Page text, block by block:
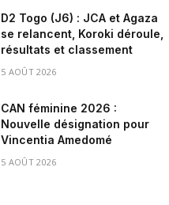
D2 Togo (J6) : JCA et Agaza
se relancent, Koroki déroule,
résultats et classement
5 AOÛT 2026
CAN féminine 2026 :
Nouvelle désignation pour
Vincentia Amedomé
5 AOÛT 2026